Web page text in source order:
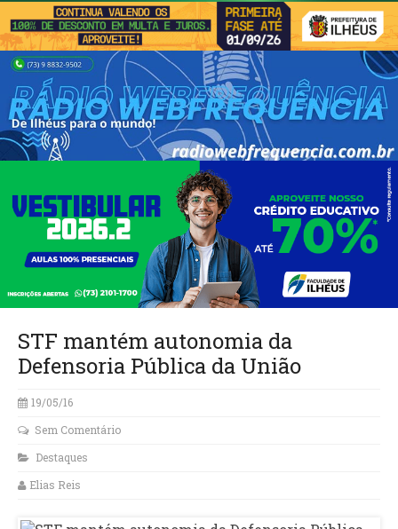
STF mantém autonomia da
Defensoria Pública da União
19/05/16
Sem Comentário
Destaques
Elias Reis